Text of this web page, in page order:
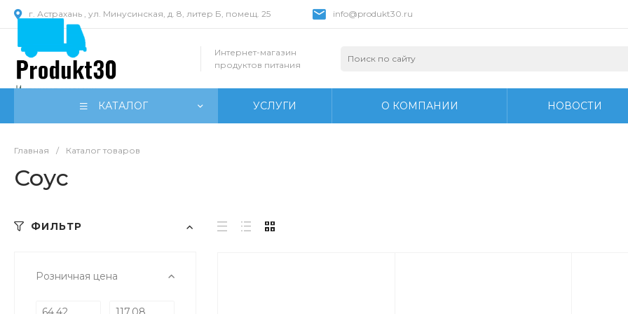
г. Астрахань , ул. Минусинская, д. 8, литер Б, помещ. 25 info@produkt30.ru
Интернет-магазин
продуктов питания
КАТАЛОГ УСЛУГИ О КОМПАНИИ НОВОСТИ
Главная / Каталог товаров
Соус
ФИЛЬТР
Розничная цена